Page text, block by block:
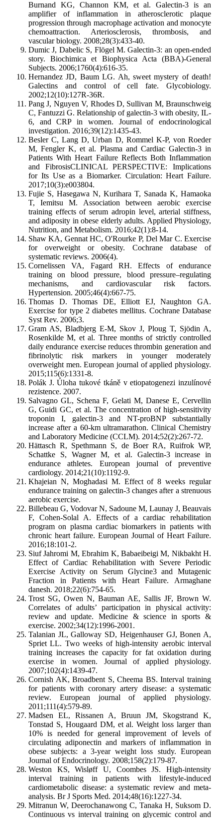
Burnand KG, Channon KM, et al. Galectin-3 is an
amplifier of inflammation in atherosclerotic plaque
progression through macrophage activation and monocyte
chemoattraction. Arteriosclerosis, thrombosis, and
vascular biology. 2008;28(3):433-40.
Dumic J, Dabelic S, Flögel M. Galectin-3: an open-ended
story. Biochimica et Biophysica Acta (BBA)-General
Subjects. 2006;1760(4):616-35.
Hernandez JD, Baum LG. Ah, sweet mystery of death!
Galectins and control of cell fate. Glycobiology.
2002;12(10):127R-36R.
Pang J, Nguyen V, Rhodes D, Sullivan M, Braunschweig
C, Fantuzzi G. Relationship of galectin-3 with obesity, IL-
6, and CRP in women. Journal of endocrinological
investigation. 2016;39(12):1435-43.
Besler C, Lang D, Urban D, Rommel K-P, von Roeder
M, Fengler K, et al. Plasma and Cardiac Galectin-3 in
Patients With Heart Failure Reflects Both Inflammation
and FibrosisCLINICAL PERSPECTIVE: Implications
for Its Use as a Biomarker. Circulation: Heart Failure.
2017;10(3):e003804.
Fujie S, Hasegawa N, Kurihara T, Sanada K, Hamaoka
T, Iemitsu M. Association between aerobic exercise
training effects of serum adropin level, arterial stiffness,
and adiposity in obese elderly adults. Applied Physiology,
Nutrition, and Metabolism. 2016;42(1):8-14.
Shaw KA, Gennat HC, O'Rourke P, Del Mar C. Exercise
for overweight or obesity. Cochrane database of
systematic reviews. 2006(4).
Cornelissen VA, Fagard RH. Effects of endurance
training on blood pressure, blood pressure–regulating
mechanisms, and cardiovascular risk factors.
Hypertension. 2005;46(4):667-75.
Thomas D. Thomas DE, Elliott EJ, Naughton GA.
Exercise for type 2 diabetes mellitus. Cochrane Database
Syst Rev. 2006;3.
Gram AS, Bladbjerg E-M, Skov J, Ploug T, Sjödin A,
Rosenkilde M, et al. Three months of strictly controlled
daily endurance exercise reduces thrombin generation and
fibrinolytic risk markers in younger moderately
overweight men. European journal of applied physiology.
2015;115(6):1331-8.
Polák J. Úloha tukové tkáně v etiopatogenezi inzulínové
rezistence. 2007.
Salvagno GL, Schena F, Gelati M, Danese E, Cervellin
G, Guidi GC, et al. The concentration of high-sensitivity
troponin I, galectin-3 and NT-proBNP substantially
increase after a 60-km ultramarathon. Clinical Chemistry
and Laboratory Medicine (CCLM). 2014;52(2):267-72.
Hättasch R, Spethmann S, de Boer RA, Ruifrok WP,
Schattke S, Wagner M, et al. Galectin-3 increase in
endurance athletes. European journal of preventive
cardiology. 2014;21(10):1192-9.
Khajeian N, Moghadasi M. Effect of 8 weeks regular
endurance training on galectin-3 changes after a strenuous
aerobic exercise.
Billebeau G, Vodovar N, Sadoune M, Launay J, Beauvais
F, Cohen-Solal A. Effects of a cardiac rehabilitation
program on plasma cardiac biomarkers in patients with
chronic heart failure. European Journal of Heart Failure.
2016;18:101-2.
Siuf Jahromi M, Ebrahim K, Babaeibeigi M, Nikbakht H.
Effect of Cardiac Rehabilitation with Severe Periodic
Exercise Activity on Serum Glycine3 and Mutagenic
Fraction in Patients with Heart Failure. Armaghane
danesh. 2018;22(6):754-65.
Trost SG, Owen N, Bauman AE, Sallis JF, Brown W.
Correlates of adults’ participation in physical activity:
review and update. Medicine & science in sports &
exercise. 2002;34(12):1996-2001.
Talanian JL, Galloway SD, Heigenhauser GJ, Bonen A,
Spriet LL. Two weeks of high-intensity aerobic interval
training increases the capacity for fat oxidation during
exercise in women. Journal of applied physiology.
2007;102(4):1439-47.
Cornish AK, Broadbent S, Cheema BS. Interval training
for patients with coronary artery disease: a systematic
review. European journal of applied physiology.
2011;111(4):579-89.
Madsen EL, Rissanen A, Bruun JM, Skogstrand K,
Tonstad S, Hougaard DM, et al. Weight loss larger than
10% is needed for general improvement of levels of
circulating adiponectin and markers of inflammation in
obese subjects: a 3-year weight loss study. European
Journal of Endocrinology. 2008;158(2):179-87.
Weston KS, Wisløff U, Coombes JS. High-intensity
interval training in patients with lifestyle-induced
cardiometabolic disease: a systematic review and meta-
analysis. Br J Sports Med. 2014;48(16):1227-34.
Mitranun W, Deerochanawong C, Tanaka H, Suksom D.
Continuous vs interval training on glycemic control and